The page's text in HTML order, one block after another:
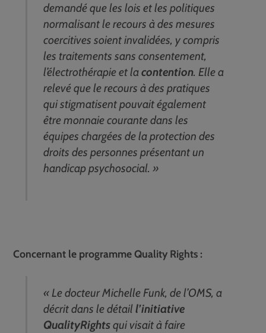
demandé que les lois et les politiques
normalisant le recours à des mesures
coercitives soient invalidées, y compris
les traitements sans consentement,
l’électrothérapie et lacontention. Elle a
relevé que le recours à des pratiques
qui stigmatisent pouvait également
être monnaie courante dans les
équipes chargées de la protection des
droits des personnes présentant un
handicap psychosocial. »
Concernant le programme Quality Rights :
« Le docteur Michelle Funk, de l’OMS, a
décrit dans le détaill’initiative
QualityRightsqui visait à faire